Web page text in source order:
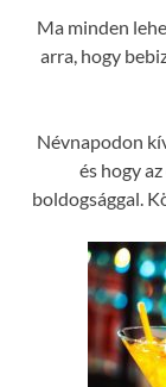
Ma minden
arra, hogy
Névnapodon
és hogy
boldogsággal.